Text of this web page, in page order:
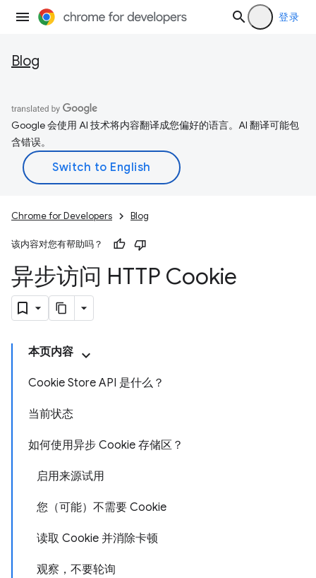
登录
Blog
Google 会使用 AI 技术将内容翻译成您偏好的语言。AI 翻译可能包
含错误。
Chrome for Developers Blog
该内容对您有帮助吗？
异步访问 HTTP Cookie
本页内容
Cookie Store API 是什么？
当前状态
如何使用异步 Cookie 存储区？
启用来源试用
您（可能）不需要 Cookie
读取 Cookie 并消除卡顿
观察，不要轮询